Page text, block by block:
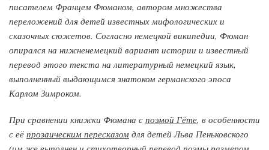
писателем Францем Фюманом, автором множества
переложений для детей известных мифологических и
сказочных сюжетов. Согласно немецкой википедии, Фюман
опирался на нижненемецкий вариант истории и известный
перевод этого текста на литературный немецкий язык,
выполненный выдающимся знатоком германского эпоса
Карлом Зимроком.
При сравнении книжки Фюмана с поэмой Гёте, в особенности
с её прозаическим пересказом для детей Льва Пеньковского